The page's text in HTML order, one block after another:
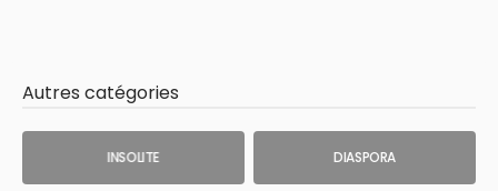
Autres catégories
INSOLITE DIASPORA